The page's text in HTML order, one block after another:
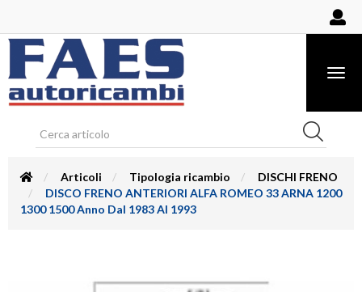
Articoli Tipologia ricambio
DISCHI FRENO
DISCO FRENO ANTERIORI ALFA ROMEO 33 ARNA 1200
1300 1500 Anno Dal 1983 Al 1993